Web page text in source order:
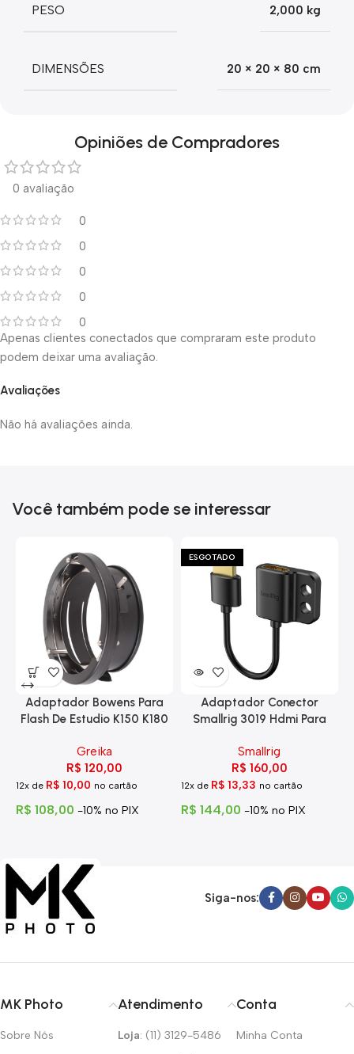
PESO 2,000 kg
DIMENSÕES 20 × 20 × 80 cm
Opiniões de Compradores
0 avaliação
0
0
0
0
0
Avaliações
Não há avaliações ainda.
Apenas clientes conectados que compraram este produto
podem deixar uma avaliação.
Você também pode se interessar
Adaptador Bowens Para
Flash De Estudio K150 K180
Greika
R$ 120,00
12x de R$ 10,00 no cartão
R$ 108,00 -10% no PIX
ESGOTADO
Adaptador Conector
Smallrig 3019 Hdmi Para
Smallrig
R$ 160,00
12x de R$13,33 no cartão
R$ 144,00 -10% no PIX
Siga-nos:
MK Photo
Sobre Nós
Atendimento
Loja: (11) 3129-5486
Conta
Minha Conta